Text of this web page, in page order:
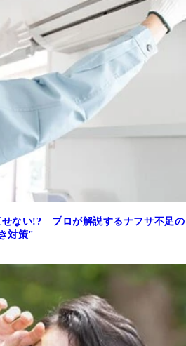
せない!? プロが解説するナフサ不足の
対策"